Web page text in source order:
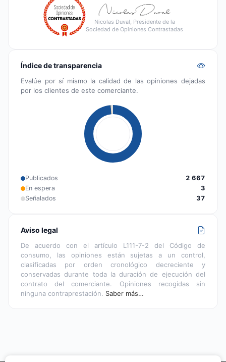
Nicolas Duval, Presidente de la
Sociedad de Opiniones Contrastadas
Índice de transparencia
Evalúe por sí mismo la calidad de las opiniones dejadas
por los clientes de este comerciante.
Publicados
2 667
En espera
3
Señalados
37
Aviso legal
De acuerdo con el artículo L111-7-2 del Código de
consumo, las opiniones están sujetas a un control,
clasificadas por orden cronológico decreciente y
conservadas durante toda la duración de ejecución del
contrato del comerciante. Opiniones recogidas sin
ninguna contraprestación. Saber más…